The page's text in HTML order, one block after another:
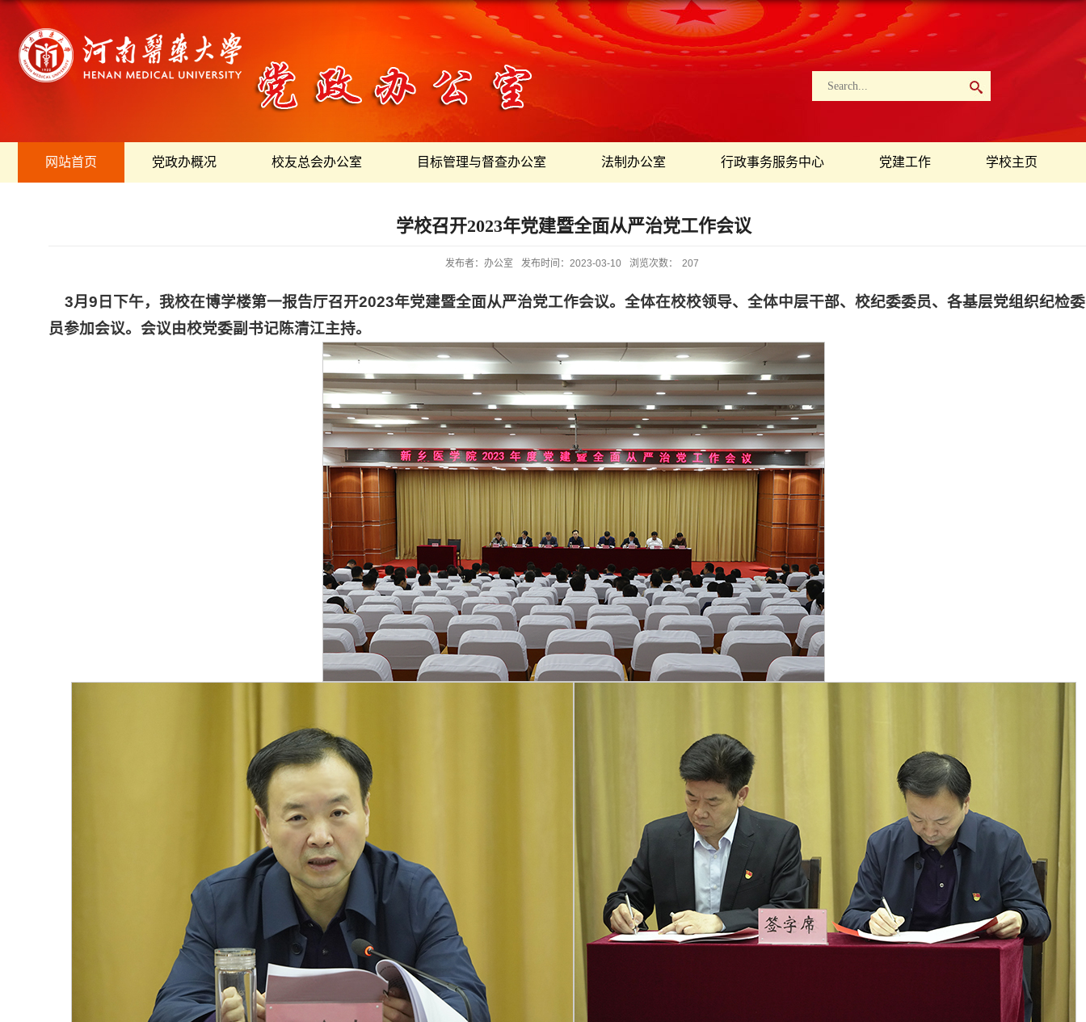
网站首页 党政办概况 校友总会办公室 目标管理与督查办公室 法制办公室 行政事务服务中心 党建工作 学校主页
学校召开2023年党建暨全面从严治党工作会议
发布者：办公室 发布时间：2023-03-10 浏览次数： 207
3月9日下午，我校在博学楼第一报告厅召开2023年党建暨全面从严治党工作会议。全体在校校领导、全体中层干部、校纪委委员、各基层党组织纪检委
员参加会议。会议由校党委副书记陈清江主持。